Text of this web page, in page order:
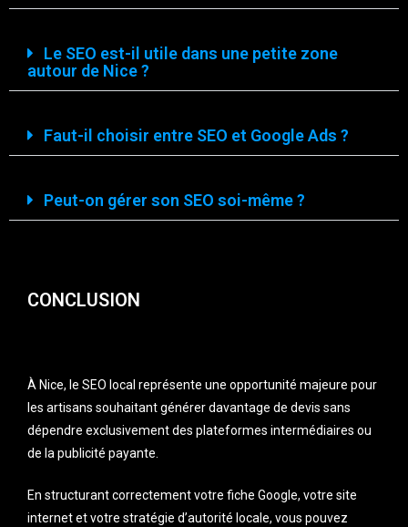
Le SEO est-il utile dans une petite zone
autour de Nice ?
Faut-il choisir entre SEO et Google Ads ?
Peut-on gérer son SEO soi-même ?
CONCLUSION
À Nice, le SEO local représente une opportunité majeure pour
les artisans souhaitant générer davantage de devis sans
dépendre exclusivement des plateformes intermédiaires ou
de la publicité payante.
En structurant correctement votre fiche Google, votre site
internet et votre stratégie d’autorité locale, vous pouvez